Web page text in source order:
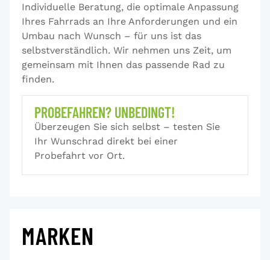
Individuelle Beratung, die optimale Anpassung
Ihres Fahrrads an Ihre Anforderungen und ein
Umbau nach Wunsch – für uns ist das
selbstverständlich. Wir nehmen uns Zeit, um
gemeinsam mit Ihnen das passende Rad zu
finden.
PROBEFAHREN? UNBEDINGT!
Überzeugen Sie sich selbst – testen Sie
Ihr Wunschrad direkt bei einer
Probefahrt vor Ort.
MARKEN